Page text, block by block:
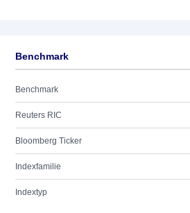
Benchmark
Benchmark
Reuters RIC
Bloomberg Ticker
Indexfamilie
Indextyp